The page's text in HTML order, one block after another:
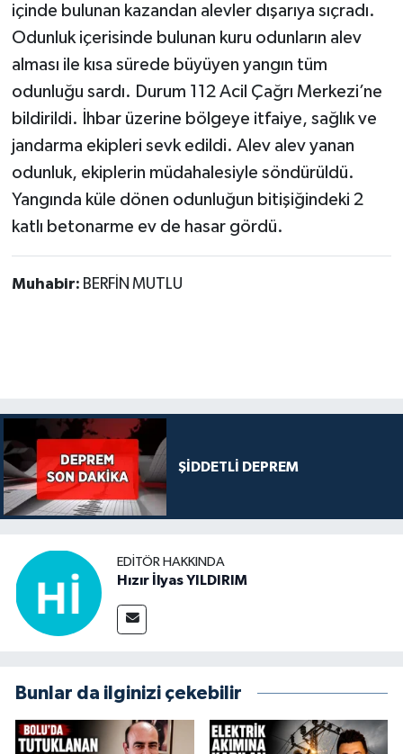
içinde bulunan kazandan alevler dışarıya sıçradı.
Odunluk içerisinde bulunan kuru odunların alev
alması ile kısa sürede büyüyen yangın tüm
odunluğu sardı. Durum 112 Acil Çağrı Merkezi’ne
bildirildi. İhbar üzerine bölgeye itfaiye, sağlık ve
jandarma ekipleri sevk edildi. Alev alev yanan
odunluk, ekiplerin müdahalesiyle söndürüldü.
Yangında küle dönen odunluğun bitişiğindeki 2
katlı betonarme ev de hasar gördü.
Muhabir: BERFİN MUTLU
ŞİDDETLİ DEPREM
EDITÖR HAKKINDA
Hızır İlyas YILDIRIM
Bunlar da ilginizi çekebilir